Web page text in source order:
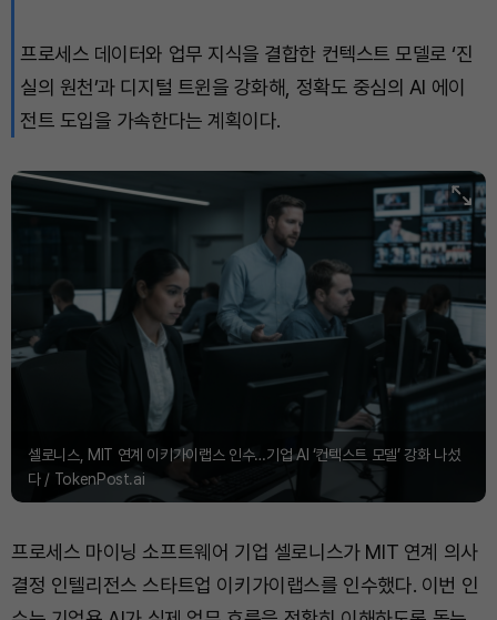
Hyperliquid (HYPE) ₩76,977(-3.04%)
프로세스 데이터와 업무 지식을 결합한 컨텍스트 모델로 ‘진
실의 원천’과 디지털 트윈을 강화해, 정확도 중심의 AI 에이
전트 도입을 가속한다는 계획이다.
셀로니스, MIT 연계 이키가이랩스 인수…기업 AI ‘컨텍스트 모델’ 강화 나섰
다 / TokenPost.ai
프로세스 마이닝 소프트웨어 기업 셀로니스가 MIT 연계 의사
결정 인텔리전스 스타트업 이키가이랩스를 인수했다. 이번 인